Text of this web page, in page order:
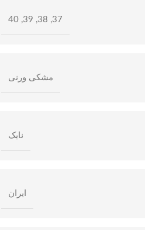
37
,
38
,
39
,
40
مشکی ورنی
نایک
ایران